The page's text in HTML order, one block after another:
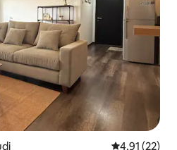
Classificação
4,91 (22)